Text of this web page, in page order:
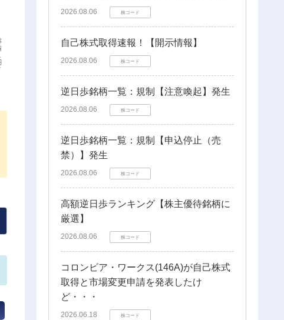
2026.08.06 株コード
自己株式取得速報！【開示情報】
2026.08.06 株コード
逆日歩銘柄一覧：規制【注意喚起】発生
2026.08.06 株コード
逆日歩銘柄一覧：規制【申込停止（売
禁）】発生
2026.08.06 株コード
高額逆日歩ランキング【株主優待銘柄に
厳選】
2026.08.06 株コード
コロンビア・ワークス(146A)が自己株式
取得と市場変更申請を発表したけ
ど・・・
2026.06.18 株コード